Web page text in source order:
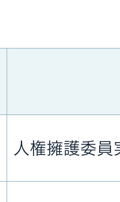
人権擁護委